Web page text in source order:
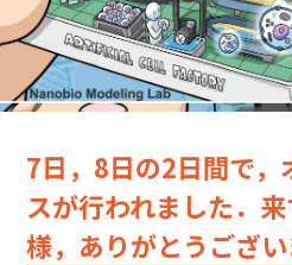
7日，8日の2日間で，
スが行われました．
様，ありがとうござい